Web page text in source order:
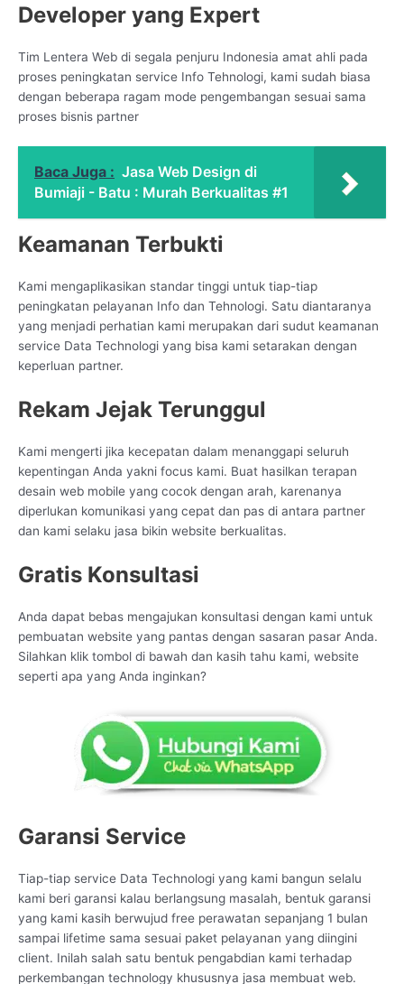
Developer yang Expert
Tim Lentera Web di segala penjuru Indonesia amat ahli pada
proses peningkatan service Info Tehnologi, kami sudah biasa
dengan beberapa ragam mode pengembangan sesuai sama
proses bisnis partner
Baca Juga : Jasa Web Design di
Bumiaji - Batu : Murah Berkualitas #1
Keamanan Terbukti
Kami mengaplikasikan standar tinggi untuk tiap-tiap
peningkatan pelayanan Info dan Tehnologi. Satu diantaranya
yang menjadi perhatian kami merupakan dari sudut keamanan
service Data Technologi yang bisa kami setarakan dengan
keperluan partner.
Rekam Jejak Terunggul
Kami mengerti jika kecepatan dalam menanggapi seluruh
kepentingan Anda yakni focus kami. Buat hasilkan terapan
desain web mobile yang cocok dengan arah, karenanya
diperlukan komunikasi yang cepat dan pas di antara partner
dan kami selaku jasa bikin website berkualitas.
Gratis Konsultasi
Anda dapat bebas mengajukan konsultasi dengan kami untuk
pembuatan website yang pantas dengan sasaran pasar Anda.
Silahkan klik tombol di bawah dan kasih tahu kami, website
seperti apa yang Anda inginkan?
Garansi Service
Tiap-tiap service Data Technologi yang kami bangun selalu
kami beri garansi kalau berlangsung masalah, bentuk garansi
yang kami kasih berwujud free perawatan sepanjang 1 bulan
sampai lifetime sama sesuai paket pelayanan yang diingini
client. Inilah salah satu bentuk pengabdian kami terhadap
perkembangan technology khususnya jasa membuat web.